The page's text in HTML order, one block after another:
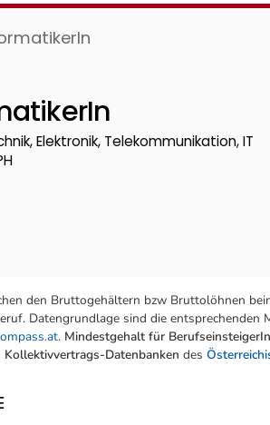
Elektronik, Telekommunikation, IT
den Bruttogehältern bzw Bruttolöhnen
Datengrundlage sind die
. Mindestgehalt für
Kollektivvertrags-Datenbanken des